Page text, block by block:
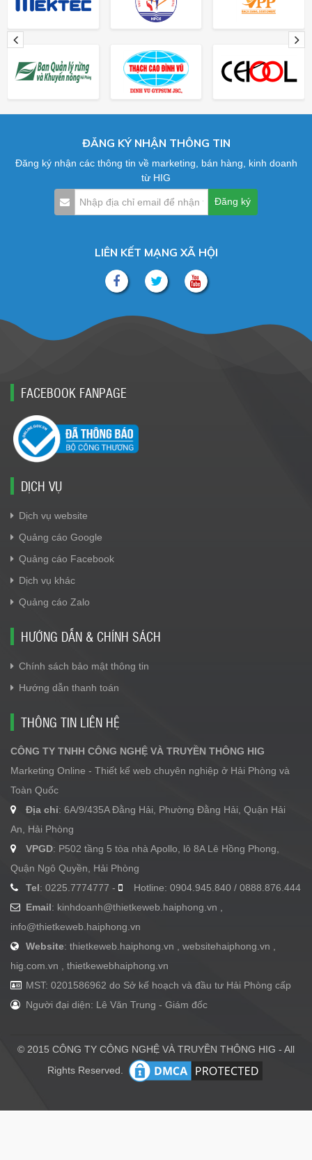
ĐĂNG KÝ NHẬN THÔNG TIN
Đăng ký nhận các thông tin về marketing, bán hàng, kinh doanh
từ HIG
LIÊN KẾT MẠNG XÃ HỘI
FACEBOOK FANPAGE
DỊCH VỤ
Dịch vụ website
Quảng cáo Google
Quảng cáo Facebook
Dịch vụ khác
Quảng cáo Zalo
HƯỚNG DẪN & CHÍNH SÁCH
Chính sách bảo mật thông tin
Hướng dẫn thanh toán
THÔNG TIN LIÊN HỆ
CÔNG TY TNHH CÔNG NGHỆ VÀ TRUYỀN THÔNG HIG
Marketing Online - Thiết kế web chuyên nghiệp ở Hải Phòng và
Toàn Quốc
Địa chỉ: 6A/9/435A Đằng Hải, Phường Đằng Hải, Quận Hải
An, Hải Phòng
VPGD: P502 tầng 5 tòa nhà Apollo, lô 8A Lê Hồng Phong,
Quận Ngô Quyền, Hải Phòng
Tel: 0225.7774777 -
Hotline: 0904.945.840 / 0888.876.444
Email: kinhdoanh@thietkeweb.haiphong.vn
info@thietkeweb.haiphong.vn
Website: thietkeweb.haiphong.vn , websitehaiphong.vn ,
hig.com.vn , thietkewebhaiphong.vn
MST: 0201586962 do Sở kế hoạch và đầu tư Hải Phòng cấp
Người đại diện: Lê Văn Trung - Giám đốc
© 2015 CÔNG TY CÔNG NGHỆ VÀ TRUYỀN THÔNG HIG - All
Rights Reserved.